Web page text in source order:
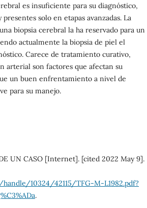
es insuficiente para su diagnóstico,
solo en etapas avanzadas. La
biopsia cerebral la ha reservado para un
actualmente la biopsia de piel el
Carece de tratamiento curativo,
arterial son factores que afectan su
un buen enfrentamiento a nivel de
para su manejo.
UN CASO [Internet]. [cited 2022 May 9].
10324/42115/TFG-M-L1982.pdf?
.